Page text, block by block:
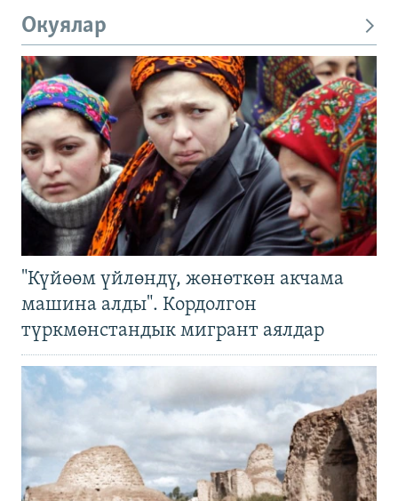
Окуялар
"Күйөөм үйлөндү, жөнөткөн акчама
машина алды". Кордолгон
түркмөнстандык мигрант аялдар